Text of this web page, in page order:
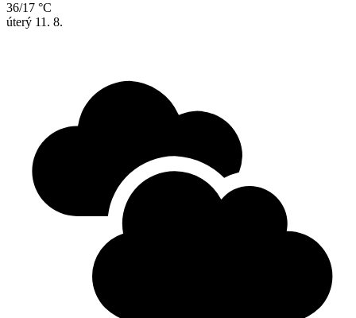
36/17 °C
úterý 11. 8.